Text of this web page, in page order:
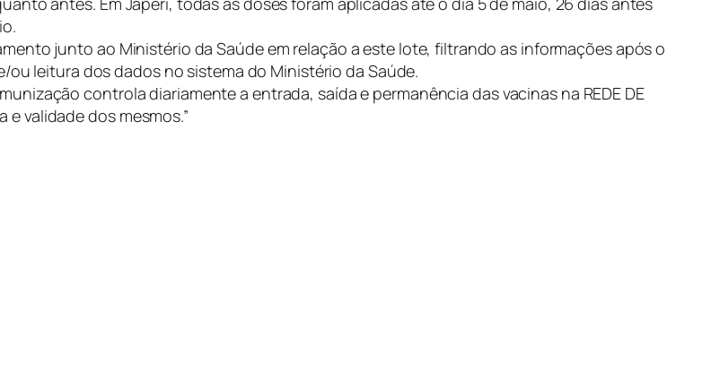
junto ao Ministério da Saúde em relação a este lote, filtrando as informações após o
leitura dos dados no sistema do Ministério da Saúde.
controla diariamente a entrada, saída e permanência das vacinas na REDE DE
validade dos mesmos.”